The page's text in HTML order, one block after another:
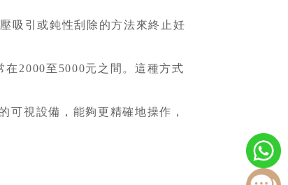
吸引或鈍性刮除的方法來終止妊
在2000至5000元之間。這種方式
可視設備，能夠更精確地操作，